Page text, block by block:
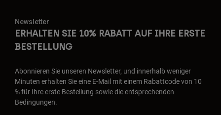
Newsletter
ERHALTEN SIE 10% RABATT AUF IHRE ERSTE
BESTELLUNG
Abonnieren Sie unseren Newsletter, und innerhalb weniger
Minuten erhalten Sie eine E-Mail mit einem Rabattcode von 10
% für Ihre erste Bestellung sowie die entsprechenden
Bedingungen.